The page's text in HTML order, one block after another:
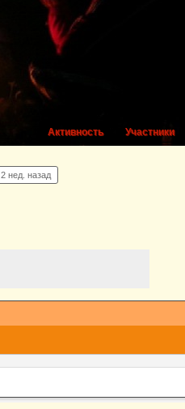
Активность Участники
2 нед. назад